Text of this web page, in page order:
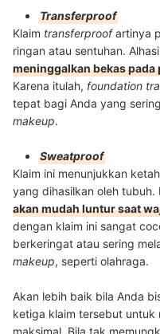
Transferproof
Klaim transferproofartinya
ringan atau sentuhan.
meninggalkan bekas pada
Karena itulah, foundation
tepat bagi Anda yang
makeup.
Sweatproof
Klaim ini menunjukkan
yang dihasilkan oleh tubuh.
akan mudah luntur saat
dengan klaim ini sangat
berkeringat atau sering
makeup, seperti olahraga.
Akan lebih baik bila Anda
ketiga klaim tersebut